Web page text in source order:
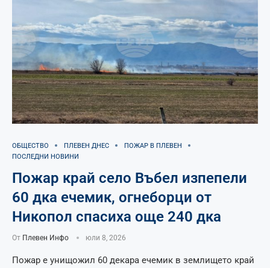
ОБЩЕСТВО ПЛЕВЕН ДНЕС
ПОЖАР В ПЛЕВЕН
ПОСЛЕДНИ НОВИНИ
Пожар край село Въбел изпепели
60 дка ечемик, огнеборци от
Никопол спасиха още 240 дка
От Плевен Инфо юли 8, 2026
Пожар е унищожил 60 декара ечемик в землището край